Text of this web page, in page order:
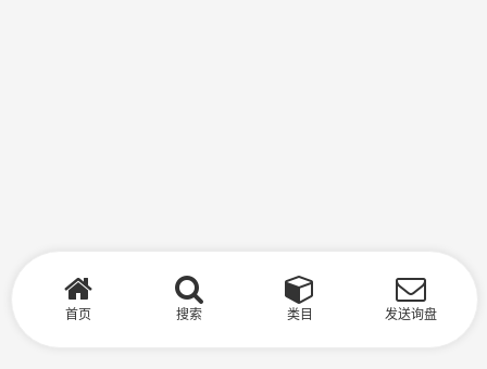
首页 搜索 类目 发送询盘